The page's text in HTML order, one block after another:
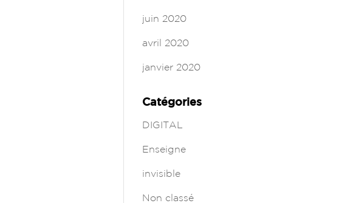
juin 2020
avril 2020
janvier 2020
Catégories
DIGITAL
Enseigne
invisible
Non classé